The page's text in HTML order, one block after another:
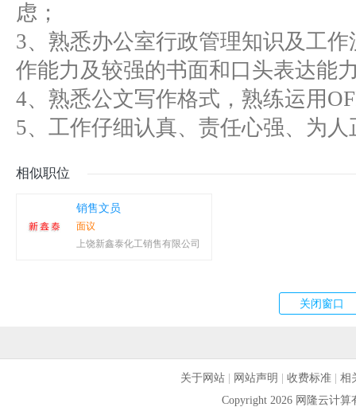
虑；
3、熟悉办公室行政管理知识及工
作能力及较强的书面和口头表达能
4、熟悉公文写作格式，熟练运用
5、工作仔细认真、责任心强、为人
相似职位
销售文员
面议
上饶新鑫泰化工销售有限公司
关于网站 网站声明 |收费标准 |相
Copyright 2026 网隆云计